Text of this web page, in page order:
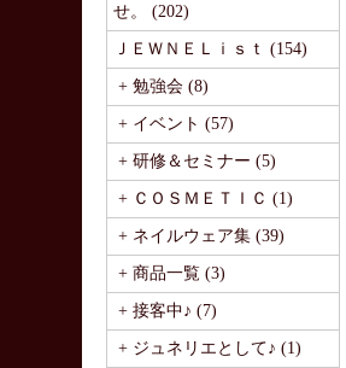
せ。 (202)
ＪＥＷＮＥＬｉｓｔ (154)
+ 勉強会 (8)
+ イベント (57)
+ 研修＆セミナー (5)
+ ＣＯＳＭＥＴＩＣ (1)
+ ネイルウェア集 (39)
+ 商品一覧 (3)
+ 接客中♪ (7)
+ ジュネリエとして♪ (1)